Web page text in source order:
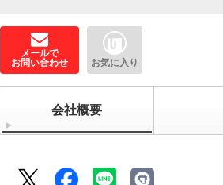
メールで
お問い合わせ お気に入り
会社概要